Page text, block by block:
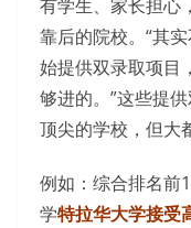
有学生、家长担心
靠后的院校。“其
始提供双录取项目
够进的。”这些提
顶尖的学校，但大
例如：综合排名前
学特拉华大学接受